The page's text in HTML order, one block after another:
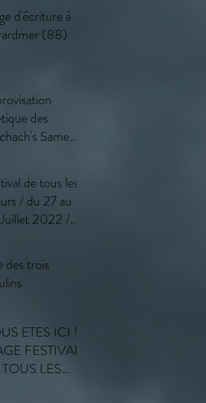
d'écriture à
(88)
des
Samedi
Marlotte
de tous les
/ du 27 au
2022 /
des trois
ETES ICI !
FESTIVAL
LES